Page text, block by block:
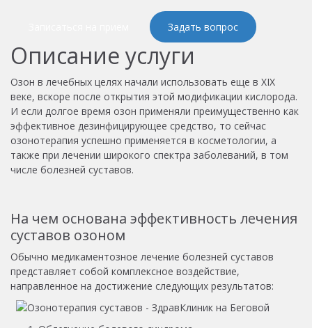
Задать вопрос
Описание услуги
Озон в лечебных целях начали использовать еще в XIX
веке, вскоре после открытия этой модификации кислорода.
И если долгое время озон применяли преимущественно как
эффективное дезинфицирующее средство, то сейчас
озонотерапия успешно применяется в косметологии, а
также при лечении широкого спектра заболеваний, в том
числе болезней суставов.
На чем основана эффективность лечения
суставов озоном
Обычно медикаментозное лечение болезней суставов
представляет собой комплексное воздействие,
направленное на достижение следующих результатов: